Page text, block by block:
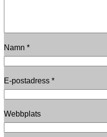
Namn *
E-postadress *
Webbplats